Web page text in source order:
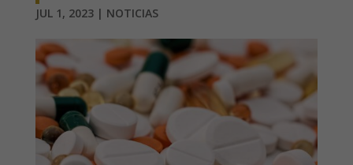
JUL 1, 2023| NOTICIAS